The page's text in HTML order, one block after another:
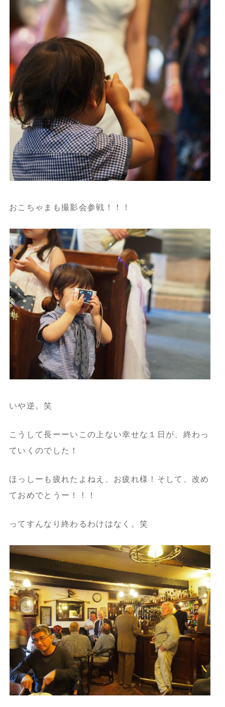
おこちゃまも撮影会参戦！！！
いや逆。笑
こうして長ーーいこの上ない幸せな１日が、終わっ
ていくのでした！
ほっしーも疲れたよねえ、お疲れ様！そして、改め
ておめでとうー！！！
ってすんなり終わるわけはなく。笑